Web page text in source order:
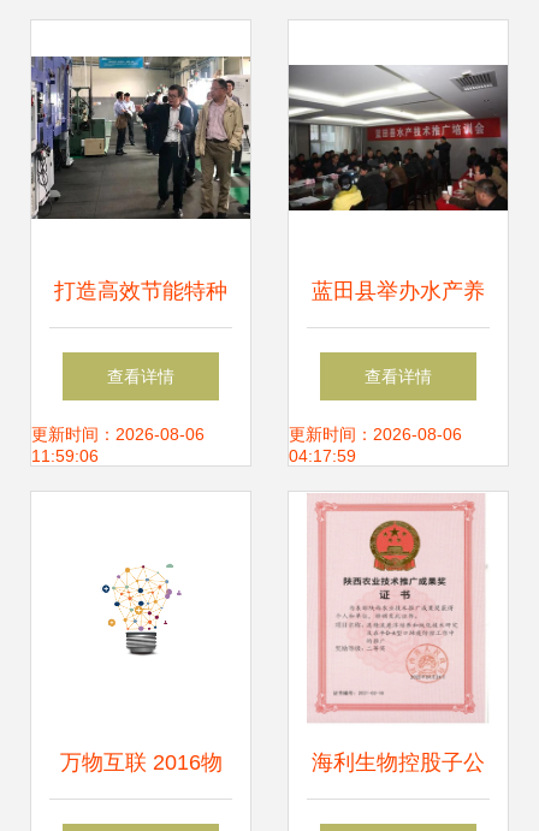
大会在京召开
打造高效节能特种
电机数字化工厂！
英洛华科技国家级
查看详情
更新时间：2026-08-06
11:59:06
蓝田县举办水产养
殖技术推广培训
会，助力渔农增产
增收
查看详情
更新时间：2026-08-06
04:17:59
万物互联 2016物 海利生物控股子公